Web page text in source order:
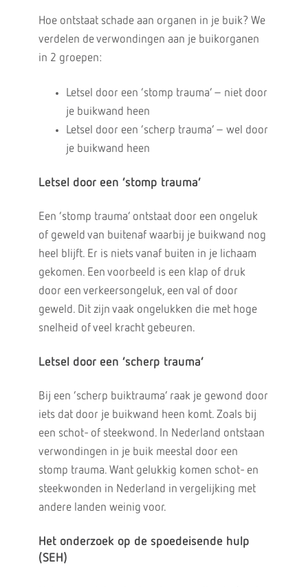
Hoe ontstaat schade aan organen in je buik? We
verdelen de verwondingen aan je buikorganen
in 2 groepen:
Letsel door een ‘stomp trauma’ – niet door
je buikwand heen
Letsel door een ‘scherp trauma’ – wel door
je buikwand heen
Letsel door een ‘stomp trauma’
Een ‘stomp trauma’ ontstaat door een ongeluk
of geweld van buitenaf waarbij je buikwand nog
heel blijft. Er is niets vanaf buiten in je lichaam
gekomen. Een voorbeeld is een klap of druk
door een verkeersongeluk, een val of door
geweld. Dit zijn vaak ongelukken die met hoge
snelheid of veel kracht gebeuren.
Letsel door een ‘scherp trauma’
Bij een ‘scherp buiktrauma’ raak je gewond door
iets dat door je buikwand heen komt. Zoals bij
een schot- of steekwond. In Nederland ontstaan
verwondingen in je buik meestal door een
stomp trauma. Want gelukkig komen schot- en
steekwonden in Nederland in vergelijking met
andere landen weinig voor.
Het onderzoek op de spoedeisende hulp
(SEH)